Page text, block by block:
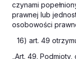
czynami
prawnej lub
osobowości
16) art. 49
„Art. 49.